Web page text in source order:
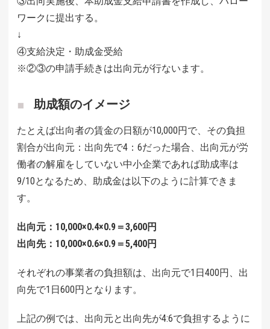
ワークに提出する。
↓
④支給決定・助成金受給
※②③の申請手続きは出向元が行ないます。
助成額のイメージ
たとえば出向者の賃金の日額が10,000円で、その負担
割合が出向元：出向先で4：6だった場合、出向元が労
働者の解雇をしていない中小企業であれば助成率は
9/10となるため、助成金は以下のように計算できま
す。
出向元：10,000×0.4×0.9＝3,600円
出向先：10,000×0.6×0.9＝5,400円
それぞれの事業者の負担額は、出向元で1日400円、出
向先で1日600円となります。
上記の例では、出向元と出向先が4:6で負担するように